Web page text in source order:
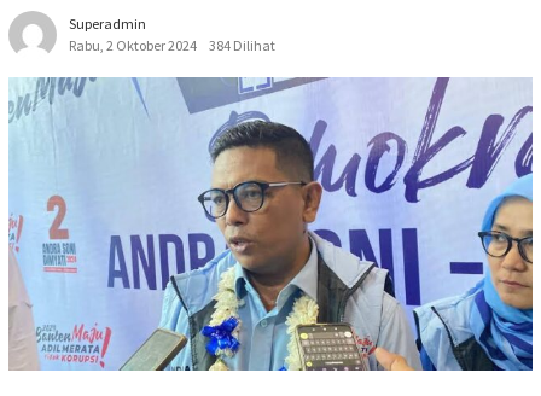
Superadmin
Rabu, 2 Oktober 2024
384 Dilihat